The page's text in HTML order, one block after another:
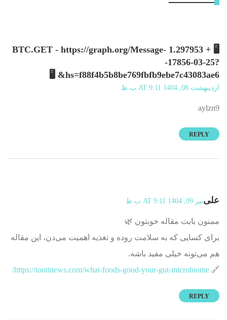
🖥 + 1.297953 BTC.GET - https://graph.org/Message-
-17856-03-25?
hs=f88f4b5b8be769fbfb9ebe7c43083ae6& 🖥
اردیبهشت 08, 1404 AT 9:11 ب.ظ
aylzn9
REPLY
علیتیر 09, 1404 AT 9:11 ب.ظ
ممنون بابت مقاله خوبتون 🌿
برای کسایی که به سلامت روده و تغذیه اهمیت می‌دن، این مقاله
هم می‌تونه خیلی مفید باشه.
🔗
https://tootinews.com/what-foods-good-your-gut-microbiome/
REPLY